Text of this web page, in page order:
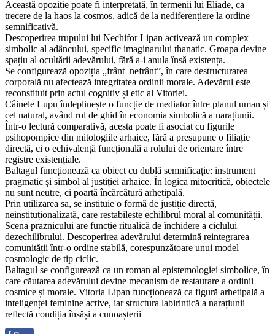
Această opoziție poate fi interpretată, în termenii lui Eliade, ca
trecere de la haos la cosmos, adică de la nediferențiere la ordine
semnificativă.
Descoperirea trupului lui Nechifor Lipan activează un complex
simbolic al adâncului, specific imaginarului thanatic. Groapa devine
spațiu al ocultării adevărului, fără a-i anula însă existența.
Se configurează opoziția „frânt–nefrânt”, în care destructurarea
corporală nu afectează integritatea ordinii morale. Adevărul este
reconstituit prin actul cognitiv și etic al Vitoriei.
Câinele Lupu îndeplinește o funcție de mediator între planul uman și
cel natural, având rol de ghid în economia simbolică a narațiunii.
Într-o lectură comparativă, acesta poate fi asociat cu figurile
psihopompice din mitologiile arhaice, fără a presupune o filiație
directă, ci o echivalență funcțională a rolului de orientare între
registre existențiale.
Baltagul funcționează ca obiect cu dublă semnificație: instrument
pragmatic și simbol al justiției arhaice. În logica mitocritică, obiectele
nu sunt neutre, ci poartă încărcătură arhetipală.
Prin utilizarea sa, se instituie o formă de justiție directă,
neinstituționalizată, care restabilește echilibrul moral al comunității.
Scena praznicului are funcție ritualică de închidere a ciclului
dezechilibrului. Descoperirea adevărului determină reintegrarea
comunității într-o ordine stabilă, corespunzătoare unui model
cosmologic de tip ciclic.
Baltagul se configurează ca un roman al epistemologiei simbolice, în
care căutarea adevărului devine mecanism de restaurare a ordinii
cosmice și morale. Vitoria Lipan funcționează ca figură arhetipală a
inteligenței feminine active, iar structura labirintică a narațiunii
reflectă condiția însăși a cunoașterii